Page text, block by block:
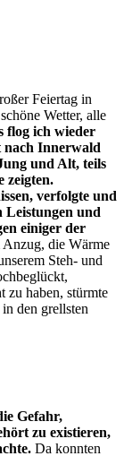
Feiertag in
Wetter, alle
flog ich wieder
nach Innerwald
und Alt, teils
zeigten.
verfolgte und
Leistungen und
einiger der
die Wärme
Steh- und
zu haben, stürmte
den grellsten
Gefahr,
zu existieren,
Da konnten